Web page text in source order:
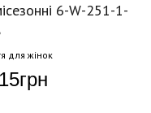
6-W-251-1-
для жінок
грн